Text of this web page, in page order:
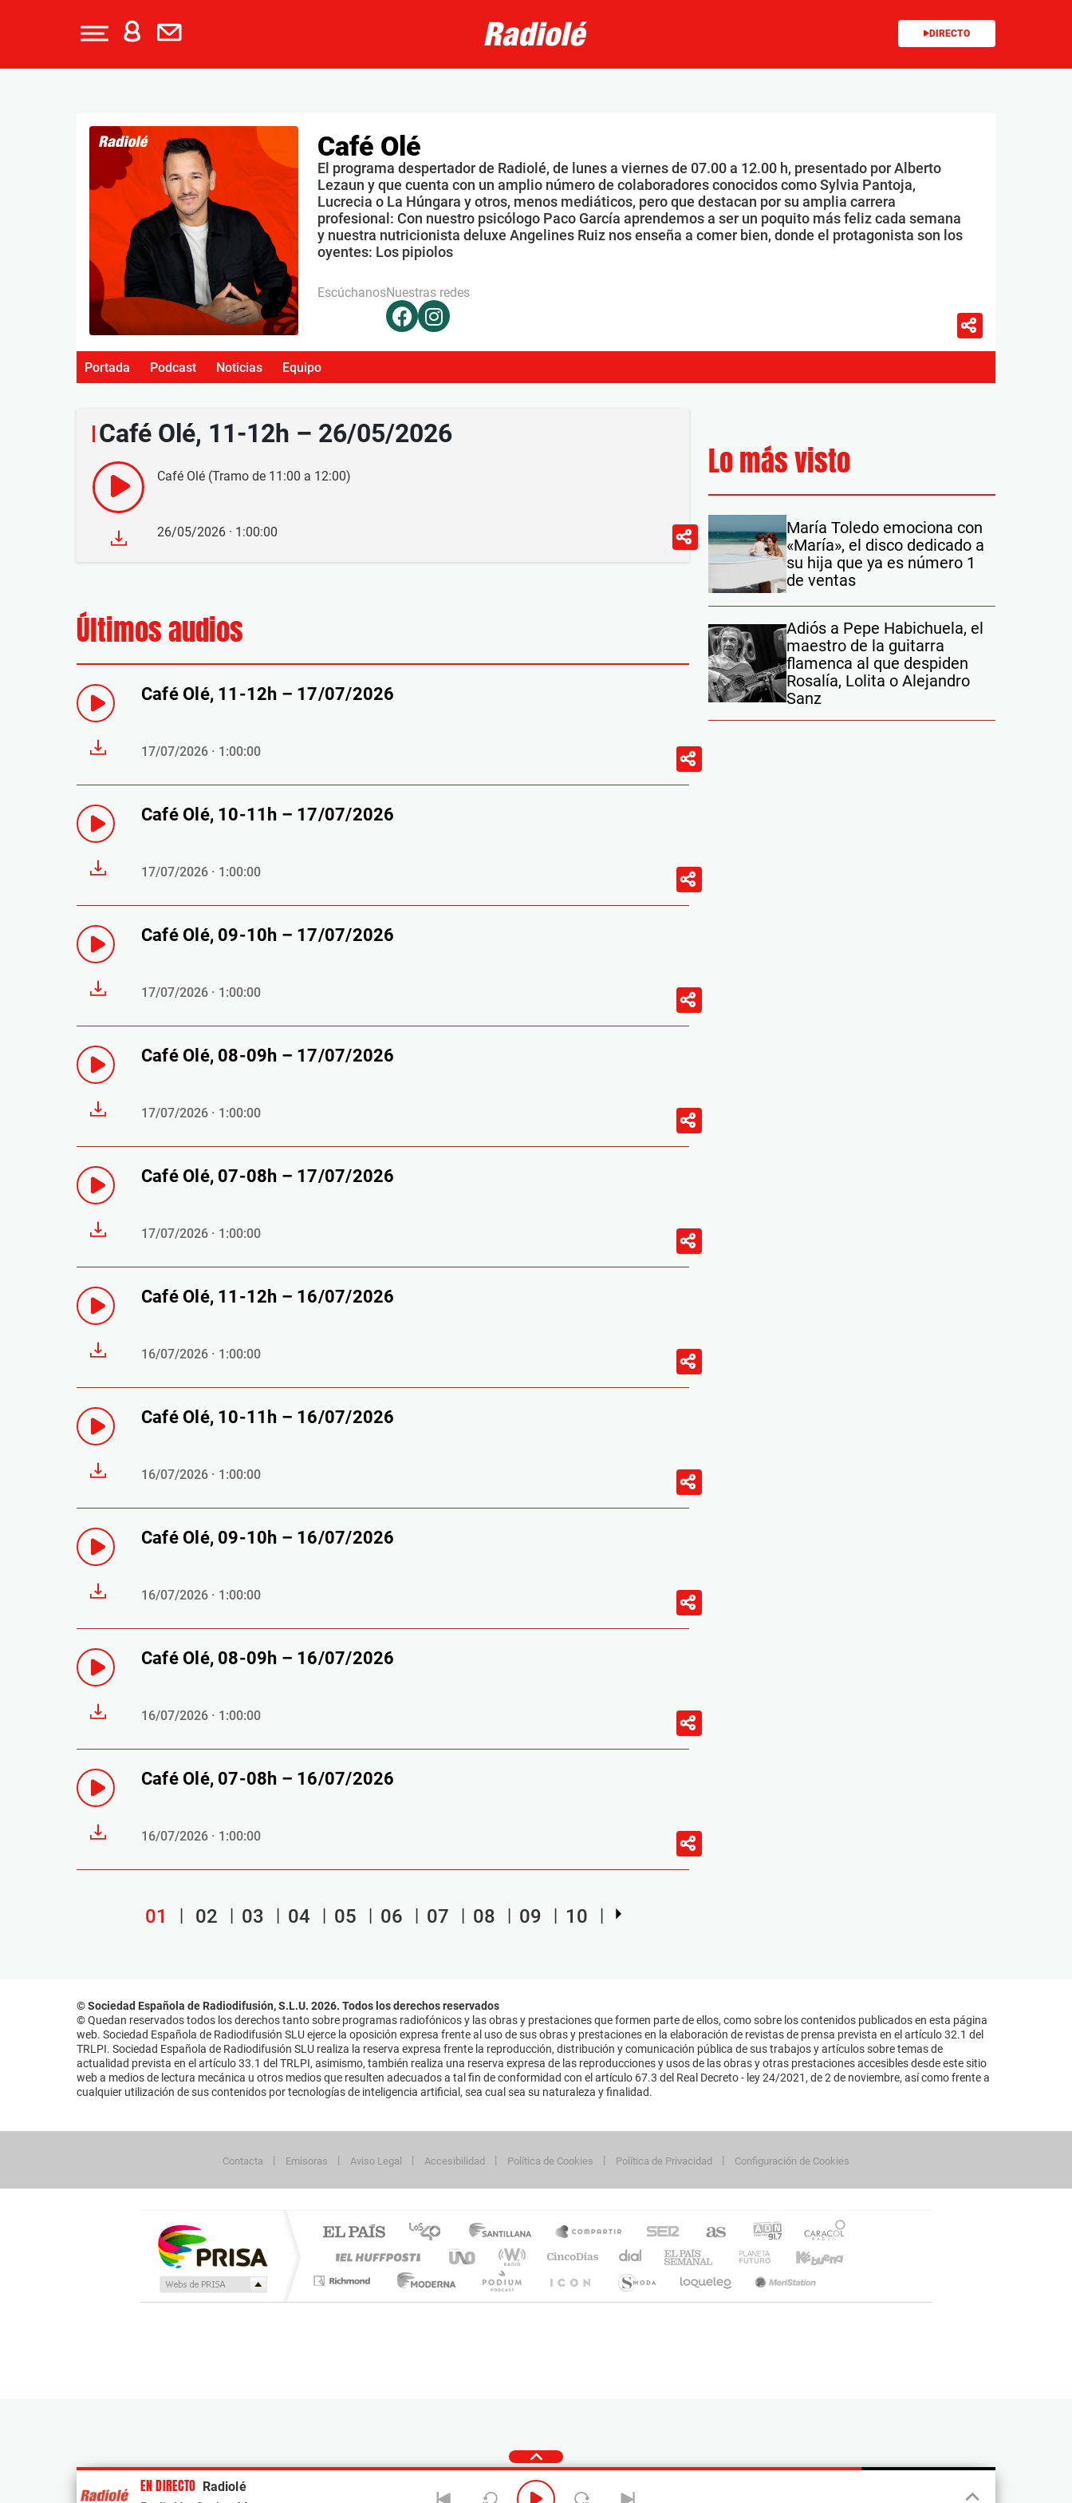
DIRECTO
Café Olé
El programa despertador de Radiolé, de lunes a viernes de 07.00 a 12.00 h, presentado por Alberto
Lezaun y que cuenta con un amplio número de colaboradores conocidos como Sylvia Pantoja,
Lucrecia o La Húngara y otros, menos mediáticos, pero que destacan por su amplia carrera
profesional: Con nuestro psicólogo Paco García aprendemos a ser un poquito más feliz cada semana
y nuestra nutricionista deluxe Angelines Ruiz nos enseña a comer bien, donde el protagonista son los
oyentes: Los pipiolos
EscúchanosNuestras redes
Portada Podcast Noticias Equipo
Café Olé, 11-12h – 26/05/2026
Café Olé (Tramo de 11:00 a 12:00)
26/05/2026 · 1:00:00
Últimos audios
Café Olé, 11-12h – 17/07/2026
17/07/2026 · 1:00:00
Café Olé, 10-11h – 17/07/2026
17/07/2026 · 1:00:00
Café Olé, 09-10h – 17/07/2026
17/07/2026 · 1:00:00
Café Olé, 08-09h – 17/07/2026
17/07/2026 · 1:00:00
Café Olé, 07-08h – 17/07/2026
17/07/2026 · 1:00:00
Café Olé, 11-12h – 16/07/2026
16/07/2026 · 1:00:00
Café Olé, 10-11h – 16/07/2026
16/07/2026 · 1:00:00
Café Olé, 09-10h – 16/07/2026
16/07/2026 · 1:00:00
Café Olé, 08-09h – 16/07/2026
16/07/2026 · 1:00:00
Café Olé, 07-08h – 16/07/2026
16/07/2026 · 1:00:00
01 02 03 04 05 06 07 08 09 10
Lo más visto
María Toledo emociona con
«María», el disco dedicado a
su hija que ya es número 1
de ventas
Adiós a Pepe Habichuela, el
maestro de la guitarra
flamenca al que despiden
Rosalía, Lolita o Alejandro
Sanz
© Sociedad Española de Radiodifusión, S.L.U. 2026. Todos los derechos reservados
© Quedan reservados todos los derechos tanto sobre programas radiofónicos y las obras y prestaciones que formen parte de ellos, como sobre los contenidos publicados en esta página
web. Sociedad Española de Radiodifusión SLU ejerce la oposición expresa frente al uso de sus obras y prestaciones en la elaboración de revistas de prensa prevista en el artículo 32.1 del
TRLPI. Sociedad Española de Radiodifusión SLU realiza la reserva expresa frente la reproducción, distribución y comunicación pública de sus trabajos y artículos sobre temas de
actualidad prevista en el artículo 33.1 del TRLPI, asimismo, también realiza una reserva expresa de las reproducciones y usos de las obras y otras prestaciones accesibles desde este sitio
web a medios de lectura mecánica u otros medios que resulten adecuados a tal fin de conformidad con el artículo 67.3 del Real Decreto - ley 24/2021, de 2 de noviembre, así como frente a
cualquier utilización de sus contenidos por tecnologías de inteligencia artificial, sea cual sea su naturaleza y finalidad.
Contacta Emisoras Aviso Legal Accesibilidad Política de Cookies Política de Privacidad Configuración de Cookies
Tu contenido empezará después de la publicidad
EN DIRECTO Radiolé